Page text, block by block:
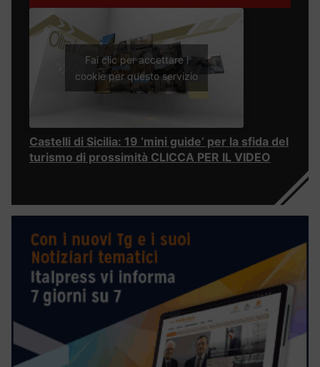
Fai clic per accettare i
cookie per questo servizio
Castelli di Sicilia: 19 ‘mini guide’ per la sfida del
turismo di prossimità CLICCA PER IL VIDEO